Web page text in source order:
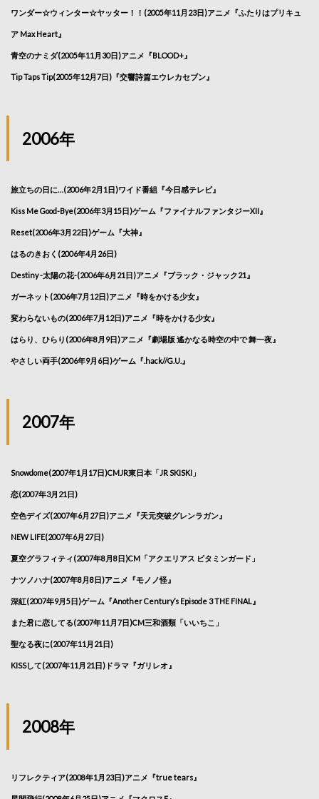
ワンダー☆ウィンター☆ヤッター！！(2005年11月23日)アニメ『ふたりはプリキュ
ア Max Heart』
青空のナミダ(2005年11月30日)アニメ『BLOOD+』
Tip Taps Tip(2005年12月7日)『交響詩篇エウレカセブン』
2006年
旅立ちの日に…(2006年2月1日)ワイド番組『今日感テレビ』
Kiss Me Good-Bye(2006年3月15日)ゲーム『ファイナルファンタジーXII』
Reset(2006年3月22日)ゲーム『大神』
はるのきおく(2006年4月26日)
Destiny -太陽の花-(2006年6月21日)アニメ『ブラック・ジャック21』
ガーネット(2006年7月12日)アニメ『時をかける少女』
変わらないもの(2006年7月12日)アニメ『時をかける少女』
はらり、ひらり(2006年8月9日)アニメ『劇場版 遙かなる時空の中で 舞一夜』
やさしい両手(2006年9月6日)ゲーム『.hack//G.U.』
2007年
Snowdome(2007年1月17日)CMJR東日本「JR SKISKI」
恋(2007年3月21日)
空色デイズ(2007年6月27日)アニメ『天元突破グレンラガン』
NEW LIFE(2007年6月27日)
夏空グラフィティ(2007年8月8日)CM「アクエリアス ビタミンガード」
ナツノハナ(2007年8月8日)アニメ『モノノ怪』
深紅(2007年9月5日)ゲーム『Another Century’s Episode 3 THE FINAL』
また君に恋してる(2007年11月7日)CM三和酒類「いいちこ」
聖なる夜に(2007年11月21日)
KISSして(2007年11月21日)ドラマ『ガリレオ』
2008年
リフレクティア(2008年1月23日)アニメ『true tears』